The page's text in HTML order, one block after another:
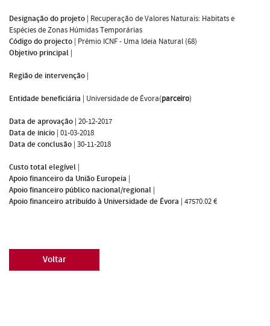
Designação do projeto | Recuperação de Valores Naturais: Habitats e
Espécies de Zonas Húmidas Temporárias
Código do projecto | Prémio ICNF - Uma Ideia Natural (68)
Objetivo principal |
Região de intervenção |
Entidade beneficiária | Universidade de Évora(parceiro)
Data de aprovação | 20-12-2017
Data de inicio | 01-03-2018
Data de conclusão | 30-11-2018
Custo total elegível |
Apoio financeiro da União Europeia |
Apoio financeiro público nacional/regional |
Apoio financeiro atribuído à Universidade de Évora | 47570.02 €
Voltar